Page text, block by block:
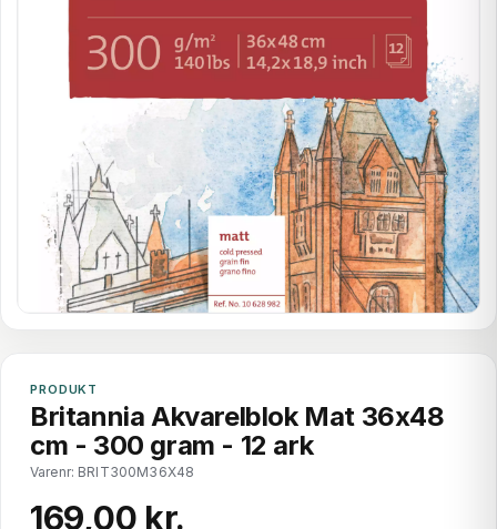
PRODUKT
Britannia Akvarelblok Mat 36x48
cm - 300 gram - 12 ark
Varenr: BRIT300M36X48
169,00 kr.